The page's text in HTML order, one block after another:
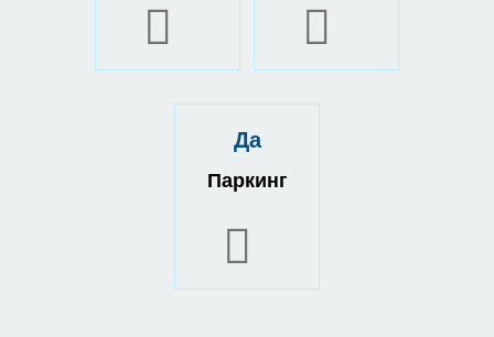
Да
Паркинг